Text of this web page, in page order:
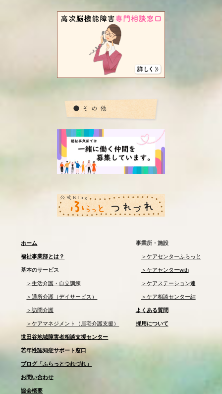
ホーム
福祉事業部とは？
基本のサービス
＞生活介護・自立訓練
＞通所介護（デイサービス）
＞訪問介護
＞ケアマネジメント（居宅介護支援）
事業所・施設
＞ケアセンターふらっと
＞ケアセンターwith
＞ケアステーション連
＞ケア相談センター結
よくある質問
採用について
世田谷地域障害者相談支援センター
若年性認知症サポート窓口
ブログ「ふらっとつれづれ」
お問い合わせ
協会概要